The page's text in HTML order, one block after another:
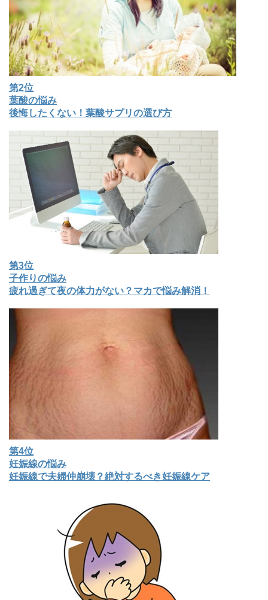
第2位
葉酸の悩み
後悔したくない！葉酸サプリの選び方
第3位
子作りの悩み
疲れ過ぎて夜の体力がない？マカで悩み解消！
第4位
妊娠線の悩み
妊娠線で夫婦仲崩壊？絶対するべき妊娠線ケア